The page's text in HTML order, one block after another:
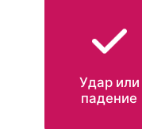
Удар или
падение